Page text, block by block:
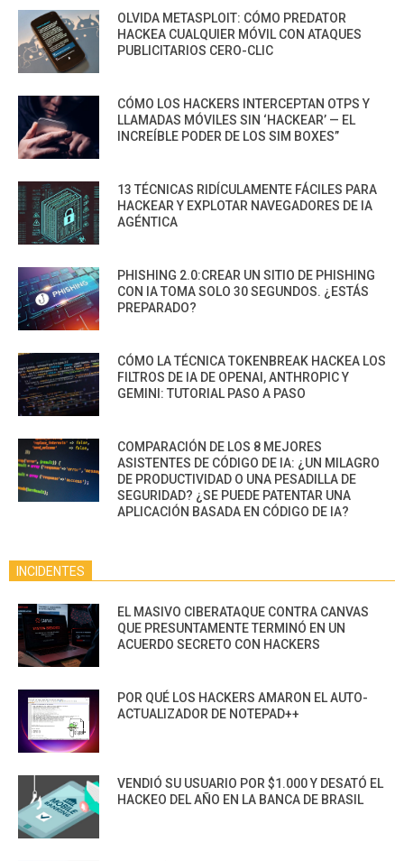
OLVIDA METASPLOIT: CÓMO PREDATOR
HACKEA CUALQUIER MÓVIL CON ATAQUES
PUBLICITARIOS CERO-CLIC
CÓMO LOS HACKERS INTERCEPTAN OTPS Y
LLAMADAS MÓVILES SIN ‘HACKEAR’ — EL
INCREÍBLE PODER DE LOS SIM BOXES”
13 TÉCNICAS RIDÍCULAMENTE FÁCILES PARA
HACKEAR Y EXPLOTAR NAVEGADORES DE IA
AGÉNTICA
PHISHING 2.0:CREAR UN SITIO DE PHISHING
CON IA TOMA SOLO 30 SEGUNDOS. ¿ESTÁS
PREPARADO?
CÓMO LA TÉCNICA TOKENBREAK HACKEA LOS
FILTROS DE IA DE OPENAI, ANTHROPIC Y
GEMINI: TUTORIAL PASO A PASO
COMPARACIÓN DE LOS 8 MEJORES
ASISTENTES DE CÓDIGO DE IA: ¿UN MILAGRO
DE PRODUCTIVIDAD O UNA PESADILLA DE
SEGURIDAD? ¿SE PUEDE PATENTAR UNA
APLICACIÓN BASADA EN CÓDIGO DE IA?
INCIDENTES
EL MASIVO CIBERATAQUE CONTRA CANVAS
QUE PRESUNTAMENTE TERMINÓ EN UN
ACUERDO SECRETO CON HACKERS
POR QUÉ LOS HACKERS AMARON EL AUTO-
ACTUALIZADOR DE NOTEPAD++
VENDIÓ SU USUARIO POR $1.000 Y DESATÓ EL
HACKEO DEL AÑO EN LA BANCA DE BRASIL